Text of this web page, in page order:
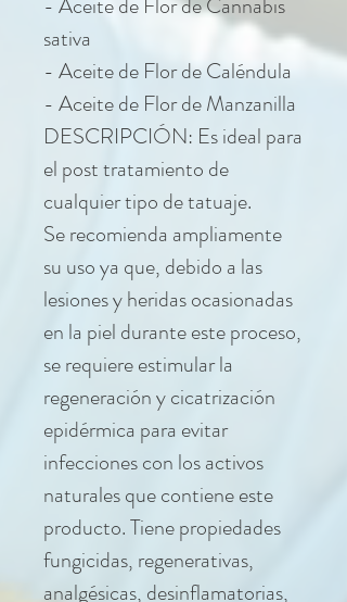
sativa
- Aceite de Flor de Caléndula
- Aceite de Flor de Manzanilla
DESCRIPCIÓN: Es ideal para
el post tratamiento de
cualquier tipo de tatuaje.
Se recomienda ampliamente
su uso ya que, debido a las
lesiones y heridas ocasionadas
en la piel durante este proceso,
se requiere estimular la
regeneración y cicatrización
epidérmica para evitar
infecciones con los activos
naturales que contiene este
producto. Tiene propiedades
fungicidas, regenerativas,
analgésicas, desinflamatorias,